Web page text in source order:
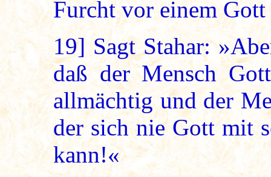
Furcht vor einem Gott
19] Sagt Stahar:
daß der Mensch
allmächtig und der
der sich nie Gott mit
kann!«